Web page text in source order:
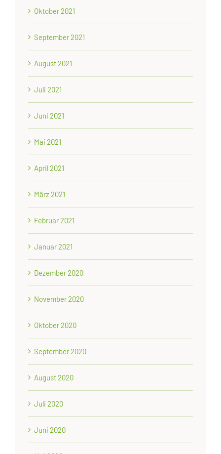
Oktober 2021
September 2021
August 2021
Juli 2021
Juni 2021
Mai 2021
April 2021
März 2021
Februar 2021
Januar 2021
Dezember 2020
November 2020
Oktober 2020
September 2020
August 2020
Juli 2020
Juni 2020